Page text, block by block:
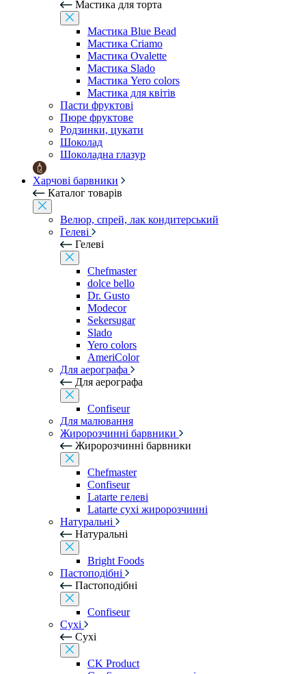
Мастика для торта
Мастика Blue Bead
Мастика Criamo
Мастика Ovalette
Мастика Slado
Мастика Yero colors
Мастика для квітів
Пасти фруктові
Пюре фруктове
Родзинки, цукати
Шоколад
Шоколадна глазур
Харчові барвники
Каталог товарів
Велюр, спрей, лак кондитерський
Гелеві
Гелеві
Chefmaster
dolce bello
Dr. Gusto
Modecor
Sekersugar
Slado
Yero colors
AmeriColor
Для аерографа
Для аерографа
Confiseur
Для малювання
Жиророзчинні барвники
Жиророзчинні барвники
Chefmaster
Confiseur
Latarte гелеві
Latarte сухі жиророзчинні
Натуральні
Натуральні
Bright Foods
Пастоподібні
Пастоподібні
Confiseur
Сухі
Сухі
CK Product